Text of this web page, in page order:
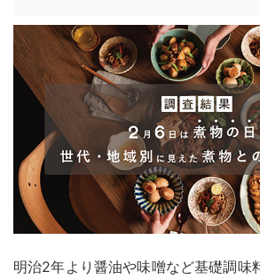
明治2年より醤油や味噌など基礎調味